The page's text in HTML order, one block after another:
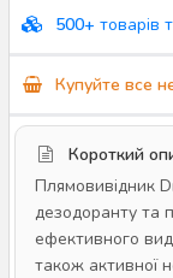
500+ товарів
Купуйте все
Короткий
Плямовивідник
дезодоранту та
ефективного
також активної